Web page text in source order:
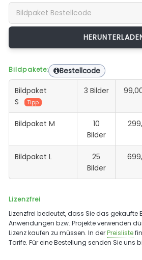
Bildpakete: Bestellcode
Bildpaket
S
Tipp
3 Bilder
Bildpaket M
10
Bilder
Bildpaket L
25
Bilder
Lizenzfrei
Lizenzfrei bedeutet, dass Sie das gekaufte
Anwendungen bzw. Projekte verwenden
Lizenz kaufen zu müssen. In derPreisliste
Tarife. Für eine Bestellung senden Sie uns